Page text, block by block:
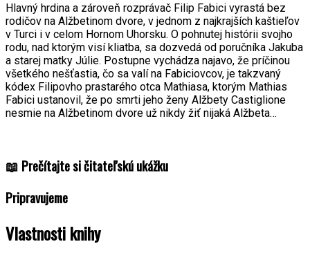
Hlavný hrdina a zároveň rozprávač Filip Fabici vyrastá bez
rodičov na Alžbetinom dvore, v jednom z najkrajších kaštieľov
v Turci i v celom Hornom Uhorsku. O pohnutej histórii svojho
rodu, nad ktorým visí kliatba, sa dozvedá od poručníka Jakuba
a starej matky Júlie. Postupne vychádza najavo, že príčinou
všetkého nešťastia, čo sa valí na Fabiciovcov, je takzvaný
kódex Filipovho prastarého otca Mathiasa, ktorým Mathias
Fabici ustanovil, že po smrti jeho ženy Alžbety Castiglione
nesmie na Alžbetinom dvore už nikdy žiť nijaká Alžbeta…
📖 Prečítajte si čitateľskú ukážku
Pripravujeme
Vlastnosti knihy